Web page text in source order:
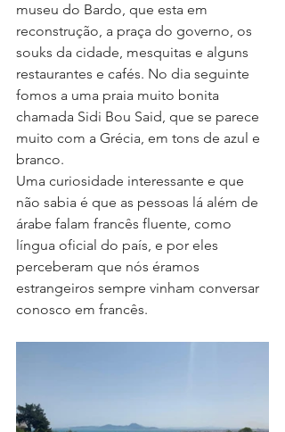
museu do Bardo, que esta em
reconstrução, a praça do governo, os
souks da cidade, mesquitas e alguns
restaurantes e cafés. No dia seguinte
fomos a uma praia muito bonita
chamada Sidi Bou Said, que se parece
muito com a Grécia, em tons de azul e
branco.
Uma curiosidade interessante e que
não sabia é que as pessoas lá além de
árabe falam francês fluente, como
língua oficial do país, e por eles
perceberam que nós éramos
estrangeiros sempre vinham conversar
conosco em francês.